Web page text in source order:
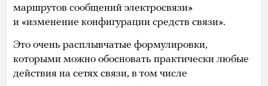
маршрутов сообщений электросвязи»
и «изменение конфигурации средств связи».
Это очень расплывчатые формулировки,
которыми можно обосновать практически любые
действия на сетях связи, в том числе